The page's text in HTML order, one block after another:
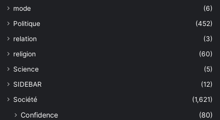
mode
(6)
Politique
(452)
relation
(3)
religion
(60)
Science
(5)
SIDEBAR
(12)
Société
(1,621)
Confidence
(80)